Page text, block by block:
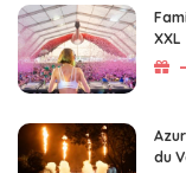
XXL
du